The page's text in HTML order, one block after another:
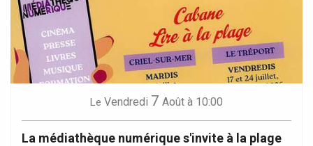
Le Vendredi 7 Août à 10:00
La médiathèque numérique s'invite à la plage